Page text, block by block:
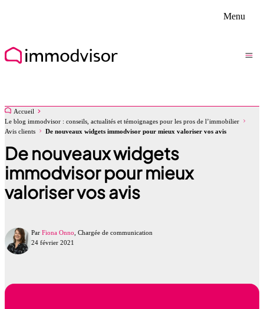
Menu
Accueil
Le blog immodvisor : conseils, actualités et témoignages pour les pros de l’immobilier
Avis clients
De nouveaux widgets immodvisor pour mieux valoriser vos avis
De nouveaux widgets
immodvisor pour mieux
valoriser vos avis
Par Fiona Onno , Chargée de communication
24 février 2021